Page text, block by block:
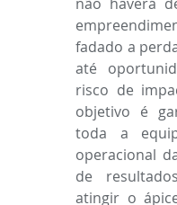
fadado a
até
risco de
objetivo é
toda a
operacional
de
atingir o